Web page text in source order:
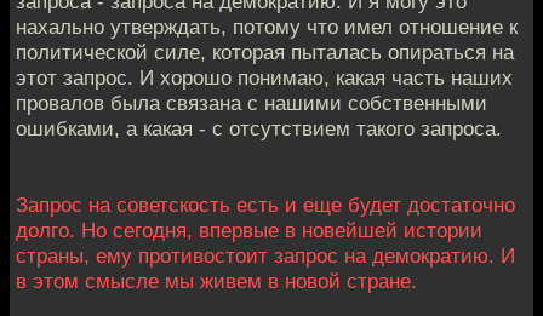
нахально утверждать, потому что имел отношение к
политической силе, которая пыталась опираться на
этот запрос. И хорошо понимаю, какая часть наших
провалов была связана с нашими собственными
ошибками, а какая - с отсутствием такого запроса.
Запрос на советскость есть и еще будет достаточно
долго. Но сегодня, впервые в новейшей истории
страны, ему противостоит запрос на демократию. И
в этом смысле мы живем в новой стране.